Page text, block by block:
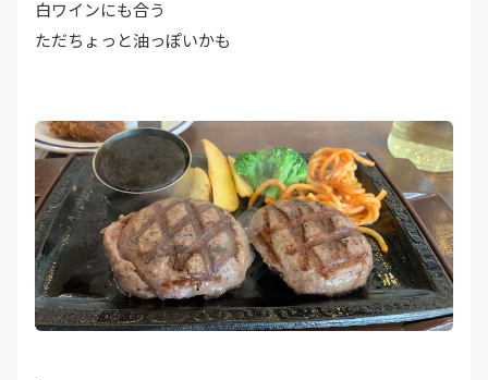
白ワインにも合う
ただちょっと油っぽいかも